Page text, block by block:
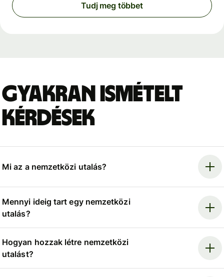
Tudj meg többet
Gyakran ismételt
kérdések
Mi az a nemzetközi utalás?
Mennyi ideig tart egy nemzetközi
utalás?
Hogyan hozzak létre nemzetközi
utalást?